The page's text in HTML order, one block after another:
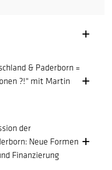
& Paderborn =
?!" mit Martin
der
Neue Formen
Finanzierung